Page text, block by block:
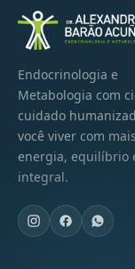
Endocrinologia e
Metabologia com
cuidado
você viver com mais
energia, equilíbrio
integral.